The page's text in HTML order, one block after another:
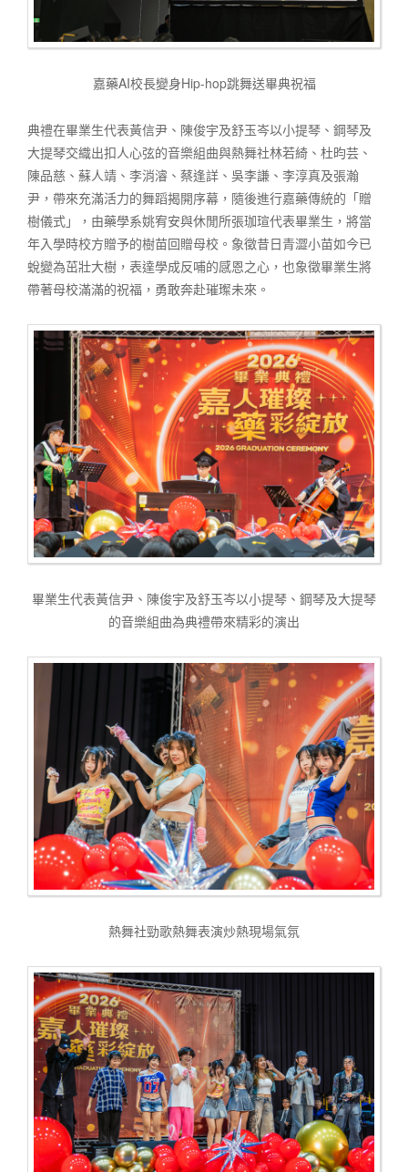
嘉藥AI校長變身Hip-hop跳舞送畢典祝福
典禮在畢業生代表黃信尹、陳俊宇及舒玉岑以小提琴、鋼琴及
大提琴交織出扣人心弦的音樂組曲與熱舞社林若綺、杜昀芸、
陳品慈、蘇人靖、李消濬、蔡逢詳、吳李謙、李淳真及張瀚
尹，帶來充滿活力的舞蹈揭開序幕，隨後進行嘉藥傳統的「贈
樹儀式」，由藥學系姚宥安與休閒所張珈瑄代表畢業生，將當
年入學時校方贈予的樹苗回贈母校。象徵昔日青澀小苗如今已
蛻變為茁壯大樹，表達學成反哺的感恩之心，也象徵畢業生將
帶著母校滿滿的祝福，勇敢奔赴璀璨未來。
畢業生代表黃信尹、陳俊宇及舒玉岑以小提琴、鋼琴及大提琴
的音樂組曲為典禮帶來精彩的演出
熱舞社勁歌熱舞表演炒熱現場氣氛